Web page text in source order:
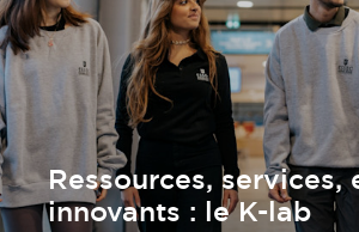
Ressources, services,
innovants : le K-lab